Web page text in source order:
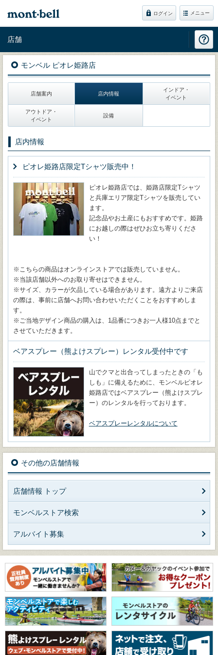
ログイン メニュー
店舗
モンベル ピオレ姫路店
店舗案内 店内情報
インドア・
イベント
アウトドア・
イベント
設備
店内情報
ピオレ姫路店限定Tシャツ販売中！
ピオレ姫路店では、姫路店限定Tシャツ
と兵庫エリア限定Tシャツを販売してい
ます。
記念品やお土産にもおすすめです。姫路
にお越しの際はぜひお立ち寄りくださ
い！
※こちらの商品はオンラインストアでは販売していません。
※当該店舗以外へのお取り寄せはできません。
※サイズ、カラーが欠品している場合があります。遠方よりご来店
の際は、事前に店舗へお問い合わせいただくことをおすすめしま
す。
※ご当地デザイン商品の購入は、1品番につきお一人様10点までと
させていただきます。
ベアスプレー（熊よけスプレー）レンタル受付中です
山でクマと出合ってしまったときの「も
しも」に備えるために、モンベルピオレ
姫路店ではベアスプレー（熊よけスプレ
ー）のレンタルを行っております。
ベアスプレーレンタルについて
その他の店舗情報
店舗情報 トップ
モンベルストア検索
アルバイト募集